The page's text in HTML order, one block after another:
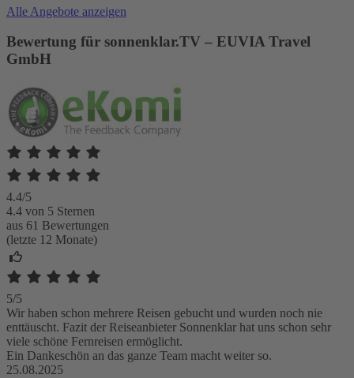
Alle Angebote anzeigen
Bewertung für sonnenklar.TV – EUVIA Travel
GmbH
4.4/5
4.4 von 5 Sternen
aus 61 Bewertungen
(letzte 12 Monate)
5/5
Wir haben schon mehrere Reisen gebucht und wurden noch nie
enttäuscht. Fazit der Reiseanbieter Sonnenklar hat uns schon sehr
viele schöne Fernreisen ermöglicht.
Ein Dankeschön an das ganze Team macht weiter so.
25.08.2025